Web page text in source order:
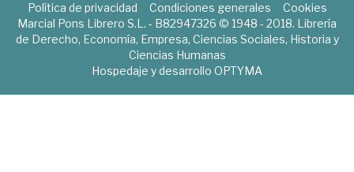
Política de privacidad Condiciones generales
Cookies
Marcial Pons Librero S.L. - B82947326 © 1948 - 2018. Librería
de Derecho, Economía, Empresa, Ciencias Sociales, Historia y
Ciencias Humanas
Hospedaje y desarrollo OPTYMA